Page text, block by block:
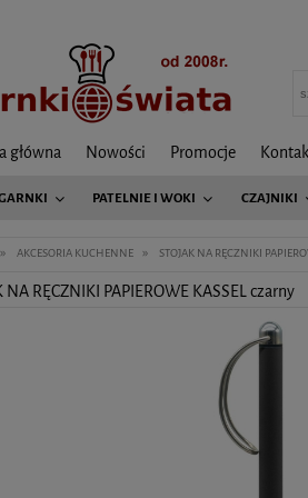
główna Nowości Promocje
PATELNIE I WOKI CZAJNIKI
» AKCESORIA KUCHENNE » STOJAK NA RĘCZNIKI
NA RĘCZNIKI PAPIEROWE KASSEL czarny